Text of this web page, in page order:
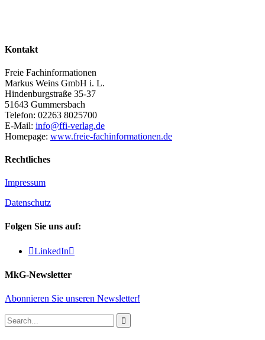
Kontakt
Freie Fachinformationen
Markus Weins GmbH i. L.
Hindenburgstraße 35-37
51643 Gummersbach
Telefon: 02263 8025700
E-Mail: info@ffi-verlag.de
Homepage: www.freie-fachinformationen.de
Rechtliches
Impressum
Datenschutz
Folgen Sie uns auf:
LinkedIn
MkG-Newsletter
Abonnieren Sie unseren Newsletter!
